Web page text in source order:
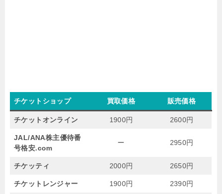
チケットショップ 買取価格 販売価格
チケットオンライン 1900円 2600円
JAL/ANA株主優待番
号格安.com
ー 2950円
チケッティ 2000円 2650円
チケットレンジャー 1900円 2390円